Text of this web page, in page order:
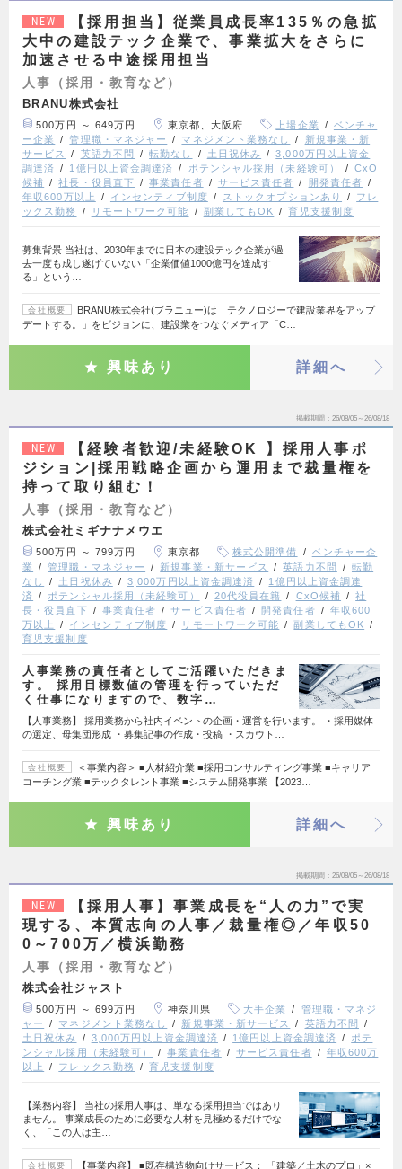
NEW
【採用担当】従業員成長率135％の急拡
大中の建設テック企業で、事業拡大をさらに
加速させる中途採用担当
人事（採用・教育など）
BRANU株式会社
500万円 ～ 649万円 東京都、大阪府 上場企業
ベンチャ
ー企業
管理職・マネジャー マネジメント業務なし
新規事業・新
サービス
英語力不問 転勤なし 土日祝休み
3,000万円以上資金
調達済
1億円以上資金調達済 ポテンシャル採用（未経験可）
CxO
候補
社長・役員直下 事業責任者 サービス責任者
開発責任者
年収600万以上
インセンティブ制度 ストックオプションあり
フレ
ックス勤務
リモートワーク可能 副業してもOK 育児支援制度
募集背景 当社は、2030年までに日本の建設テック企業が過
去一度も成し遂げていない「企業価値1000億円を達成す
る」という…
会社概要
BRANU株式会社(ブラニュー)は「テクノロジーで建設業界をアップ
デートする。」をビジョンに、建設業をつなぐメディア「C…
興味あり 詳細へ
掲載期間 26/08/05～26/08/18
NEW
【経験者歓迎/未経験OK 】採用人事ポ
ジション|採用戦略企画から運用まで裁量権を
持って取り組む！
人事（採用・教育など）
株式会社ミギナナメウエ
500万円 ～ 799万円 東京都 株式公開準備
ベンチャー企
業
管理職・マネジャー 新規事業・新サービス 英語力不問
転勤
なし
土日祝休み 3,000万円以上資金調達済
1億円以上資金調達
済
ポテンシャル採用（未経験可） 20代役員在籍 CxO候補
社
長・役員直下
事業責任者 サービス責任者 開発責任者
年収600
万以上
インセンティブ制度 リモートワーク可能
副業してもOK
育児支援制度
人事業務の責任者としてご活躍いただきま
す。 採用目標数値の管理を行っていただ
く仕事になりますので、数字…
【人事業務】 採用業務から社内イベントの企画・運営を行います。 ・採用媒体
の選定、母集団形成 ・募集記事の作成・投稿 ・スカウト…
会社概要
＜事業内容＞ ■人材紹介業 ■採用コンサルティング事業 ■キャリア
コーチング業 ■テックタレント事業 ■システム開発事業 【2023…
興味あり 詳細へ
掲載期間 26/08/05～26/08/18
NEW
【採用人事】事業成長を“人の力”で実
現する、本質志向の人事／裁量権◎／年収50
0～700万／横浜勤務
人事（採用・教育など）
株式会社ジャスト
500万円 ～ 699万円 神奈川県 大手企業
管理職・マネジ
ャー
マネジメント業務なし 新規事業・新サービス
英語力不問
土日祝休み
3,000万円以上資金調達済 1億円以上資金調達済
ポテ
ンシャル採用（未経験可）
事業責任者 サービス責任者
年収600万
以上
フレックス勤務 育児支援制度
【業務内容】 当社の採用人事は、単なる採用担当ではあり
ません。 事業成長のために必要な人材を見極めるだけでな
く、「この人は主…
会社概要 【事業内容】 ■既存構造物向けサービス： 「建築／土木のプロ」×